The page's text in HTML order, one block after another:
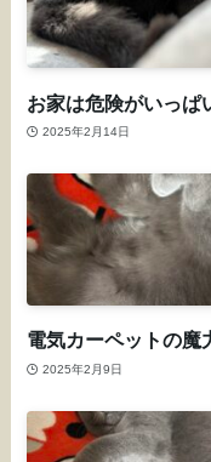
お家は危険がいっぱ
2025年2月14日
電気カーペットの魔
2025年2月9日